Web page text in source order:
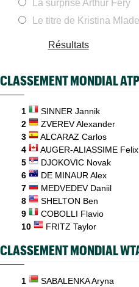
Tous les résultats de ce
Les galères continuent pour
ATP - Montréal
Arthur Fils lâche un set mais
La surprise Arthur Fery
Le titre de Kristina
Résultats
CLASSEMENT MONDIAL ATP
1 SINNER Jannik
2
ZVEREV Alexander
3
ALCARAZ Carlos
4
AUGER-ALIASSIME Felix
5
DJOKOVIC Novak
6
DE MINAUR Alex
7
MEDVEDEV Daniil
8
SHELTON Ben
9
COBOLLI Flavio
10
FRITZ Taylor
CLASSEMENT MONDIAL
1 SABALENKA Aryna